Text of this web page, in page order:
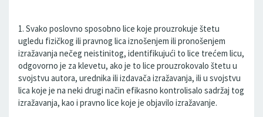
1. Svako poslovno sposobno lice koje prouzrokuje štetu
ugledu fizičkog ili pravnog lica iznošenjem ili pronošenjem
izražavanja nečeg neistinitog, identifikujući to lice trećem licu,
odgovorno je za klevetu, ako je to lice prouzrokovalo štetu u
svojstvu autora, urednika ili izdavača izražavanja, ili u svojstvu
lica koje je na neki drugi način efikasno kontrolisalo sadržaj tog
izražavanja, kao i pravno lice koje je objavilo izražavanje.